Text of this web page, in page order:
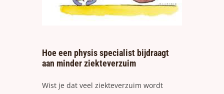
Hoe een physis specialist bijdraagt
aan minder ziekteverzuim
Wist je dat veel ziekteverzuim wordt